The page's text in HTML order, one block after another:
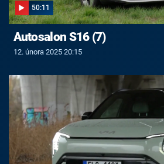
50:11
Autosalon S16 (7)
12. února 2025 20:15